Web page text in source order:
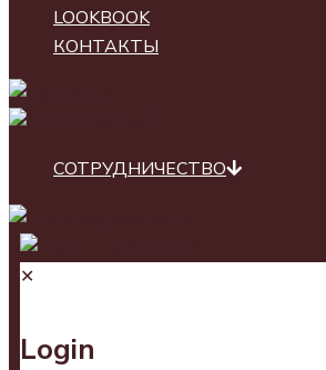
LOOKBOOK
КОНТАКТЫ
СОТРУДНИЧЕСТВО
✕
Login